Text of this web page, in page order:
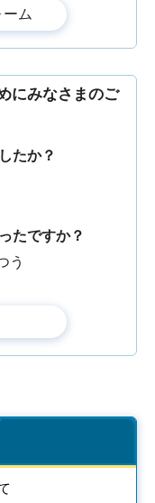
にみなさまのご
たか？
たですか？
う